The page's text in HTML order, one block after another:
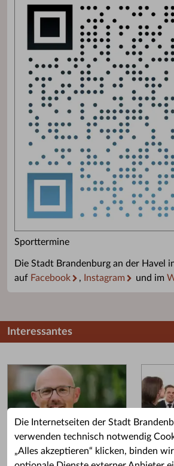
Die Internetseiten der Stadt
verwenden technisch notwendig
„Alles akzeptieren“ klicken, binden
Sporttermine
Die Stadt Brandenburg an der Havel
auf Facebook , Instagram und im
Interessantes
Grußwort des OB